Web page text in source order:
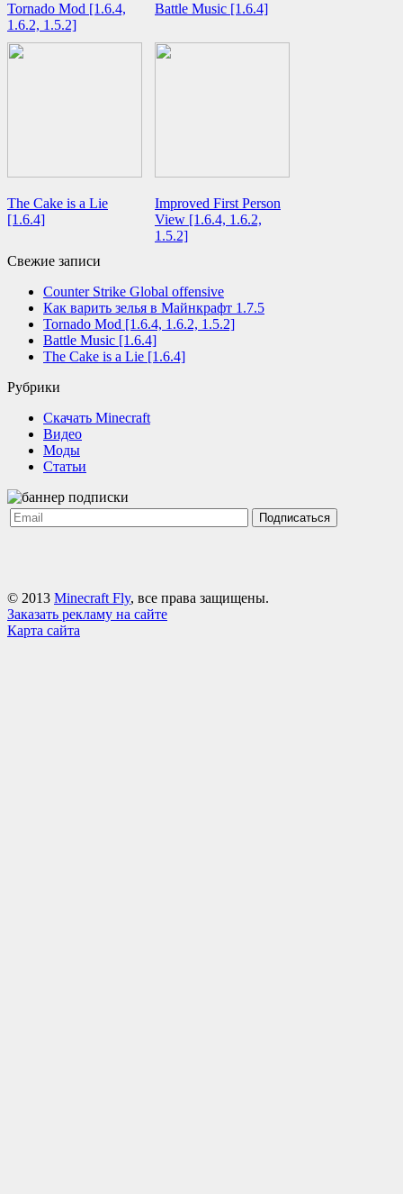
Tornado Mod [1.6.4,
1.6.2, 1.5.2]
Battle Music [1.6.4]
The Cake is a Lie
[1.6.4]
Improved First Person
View [1.6.4, 1.6.2,
1.5.2]
Свежие записи
Counter Strike Global offensive
Как варить зелья в Майнкрафт 1.7.5
Tornado Mod [1.6.4, 1.6.2, 1.5.2]
Battle Music [1.6.4]
The Cake is a Lie [1.6.4]
Рубрики
Cкачать Minecraft
Видео
Моды
Статьи
Подписаться
© 2013 Minecraft Fly, все права защищены.
Заказать рекламу на сайте
Карта сайта